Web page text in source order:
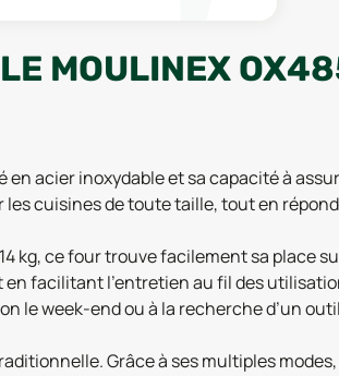
MOULINEX
en acier inoxydable et sa capacité à
cuisines de toute taille, tout en
kg, ce four trouve facilement sa place
facilitant l’entretien au fil des
le week-end ou à la recherche d’un
Grâce à ses multiples